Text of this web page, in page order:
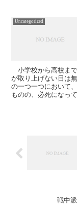
Uncategorized
小学校から高校ま
が取り上げない日は
の一つ一つにおいて
ものの、必死になっ
戦中